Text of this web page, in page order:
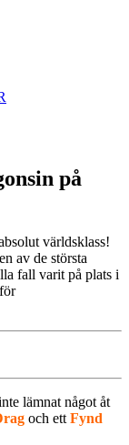
på
världsklass!
av de största
fall varit på plats i
lämnat något åt
och ett Fynd